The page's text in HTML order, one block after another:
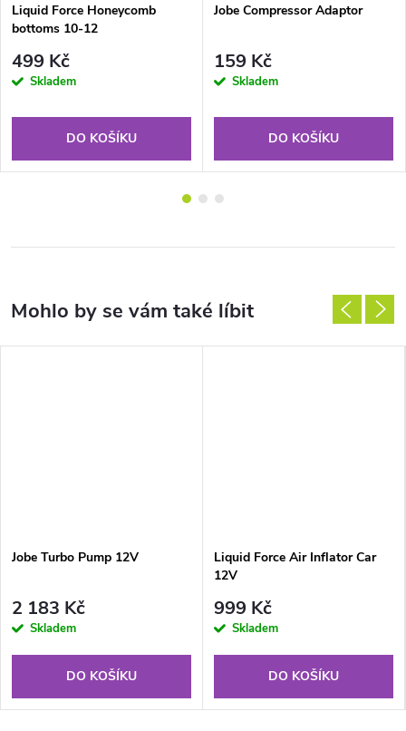
Liquid Force Honeycomb
bottoms 10-12
499 Kč
Skladem
DO KOŠÍKU
Jobe Compressor Adaptor
159 Kč
Skladem
DO KOŠÍKU
Jobe Turbo Pump 12V
2 183 Kč
Skladem
DO KOŠÍKU
Liquid Force Air Inflator Car
12V
999 Kč
Skladem
DO KOŠÍKU